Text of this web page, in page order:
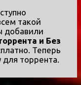
такой
добавили
и Без
Теперь
для торрента.